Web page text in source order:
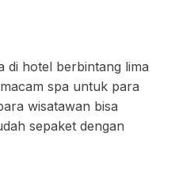
di hotel berbintang lima
spa untuk para
wisatawan bisa
sepaket dengan